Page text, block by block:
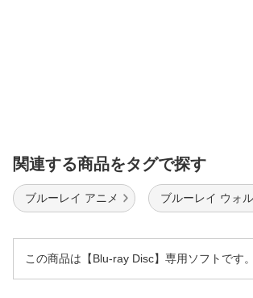
関連する商品をタグで探す
ブルーレイ アニメ ブルーレイ ウォ
この商品は【Blu-ray Disc】専用ソフトです